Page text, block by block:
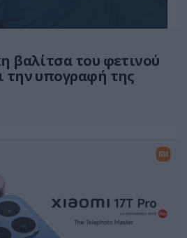
βαλίτσα του φετινού
την υπογραφή της